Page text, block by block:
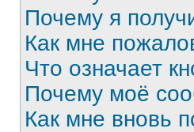
Почему я
Как мне
Что означает
Почему моё
Как мне вновь